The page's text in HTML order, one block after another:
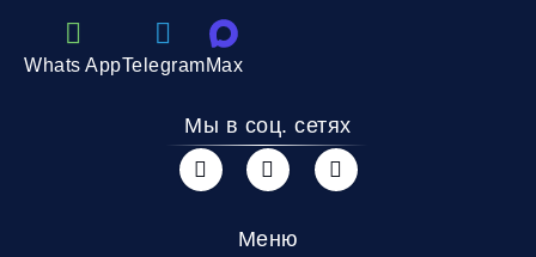
Whats AppTelegramMax
Мы в соц. сетях
Меню